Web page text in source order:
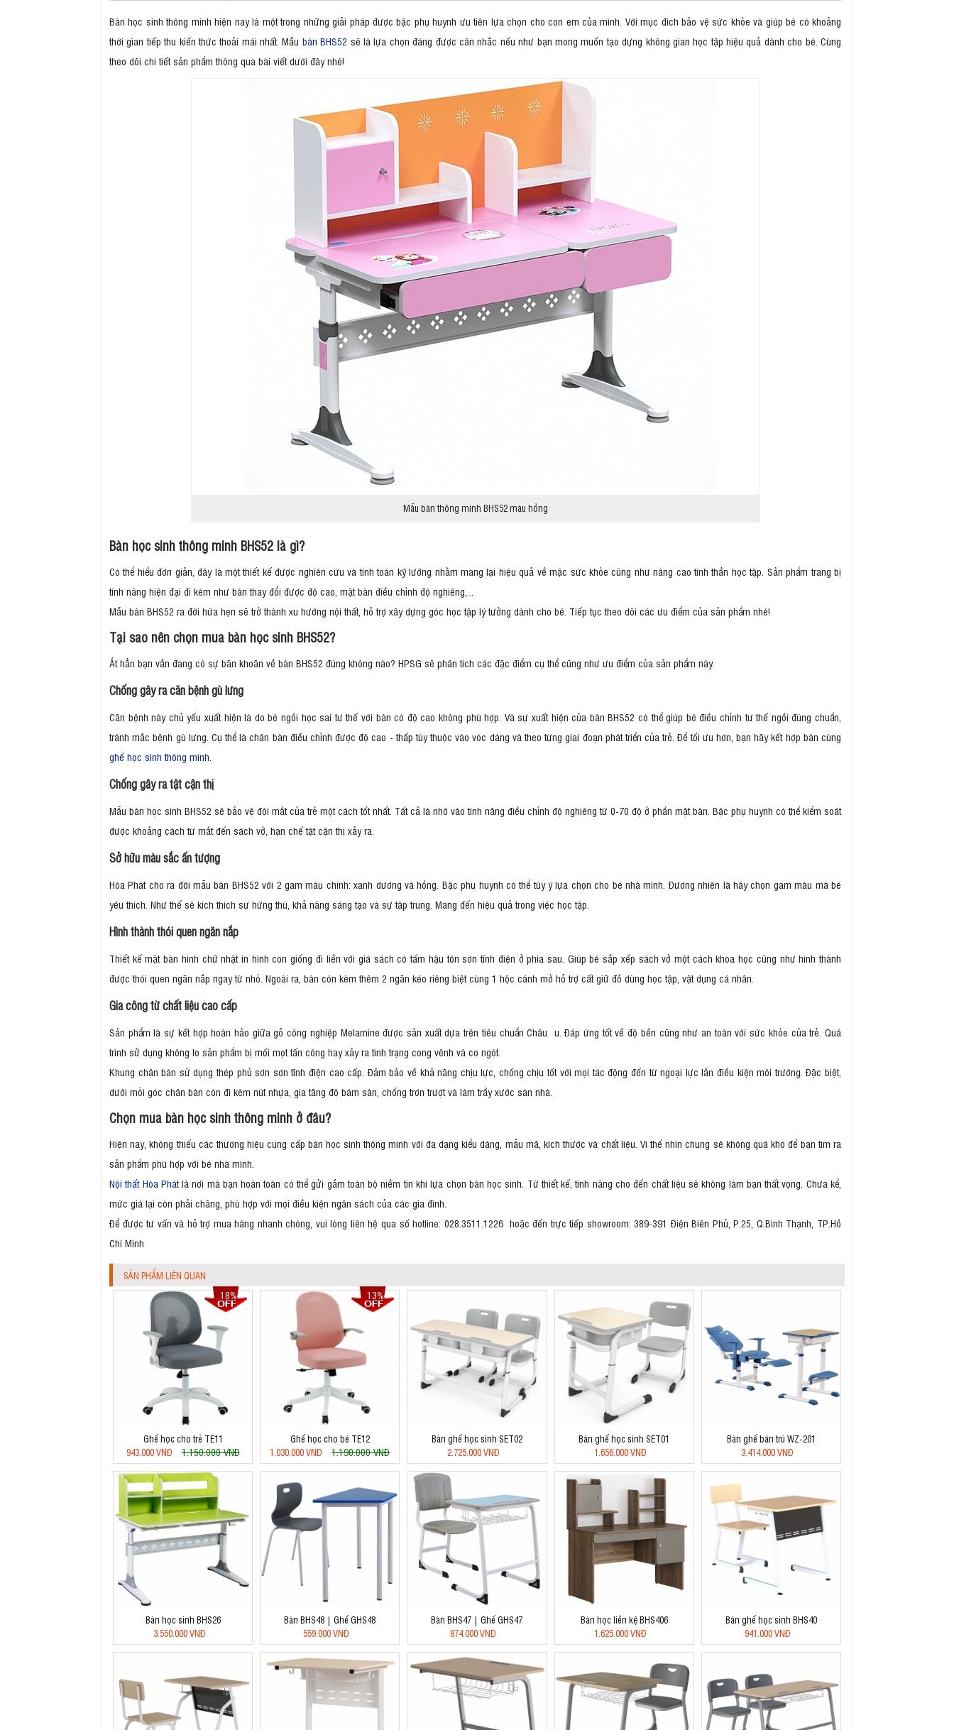
Bàn học sinh thông minh hiện nay là một trong những giải pháp được bậc phụ huynh ưu tiên lựa chọn cho con em của mình. Với mục đích bảo vệ sức khỏe và giúp bé có khoảng
thời gian tiếp thu kiến thức thoải mái nhất. Mẫu bàn BHS52 sẽ là lựa chọn đáng được cân nhắc nếu như bạn mong muốn tạo dựng không gian học tập hiệu quả dành cho bé. Cùng
theo dõi chi tiết sản phẩm thông qua bài viết dưới đây nhé!
Mẫu bàn thông minh BHS52 màu hồng
Bàn học sinh thông minh BHS52 là gì?
Có thể hiểu đơn giản, đây là một thiết kế được nghiên cứu và tính toán kỹ lưỡng nhằm mang lại hiệu quả về mặc sức khỏe cũng như nâng cao tinh thần học tập. Sản phẩm trang bị
tính năng hiện đại đi kèm như bàn thay đổi được độ cao, mặt bàn điều chỉnh độ nghiêng,...
Mẫu bàn BHS52 ra đời hứa hẹn sẽ trở thành xu hướng nội thất, hỗ trợ xây dựng góc học tập lý tưởng dành cho bé. Tiếp tục theo dõi các ưu điểm của sản phẩm nhé!
Tại sao nên chọn mua bàn học sinh BHS52?
Ắt hẳn bạn vẫn đang có sự băn khoăn về bàn BHS52 đúng không nào? HPSG sẽ phân tích các đặc điểm cụ thể cũng như ưu điểm của sản phẩm này.
Chống gây ra căn bệnh gù lưng
Căn bệnh này chủ yếu xuất hiện là do bé ngồi học sai tư thế với bàn có độ cao không phù hợp. Và sự xuất hiện của bàn BHS52 có thể giúp bé điều chỉnh tư thế ngồi đúng chuẩn,
tránh mắc bệnh gù lưng. Cụ thể là chân bàn điều chỉnh được độ cao - thấp tùy thuộc vào vóc dáng và theo từng giai đoạn phát triển của trẻ. Để tối ưu hơn, bạn hãy kết hợp bàn cùng
ghế học sinh thông minh
Chống gây ra tật cận thị
Mẫu bàn học sinh BHS52 sẽ bảo vệ đôi mắt của trẻ một cách tốt nhất. Tất cả là nhờ vào tính năng điều chỉnh độ nghiêng từ 0-70 độ ở phần mặt bàn. Bậc phụ huynh có thể kiểm soát
được khoảng cách từ mắt đến sách vở, hạn chế tật cận thị xảy ra.
Sở hữu màu sắc ấn tượng
Hòa Phát cho ra đời mẫu bàn BHS52 với 2 gam màu chính: xanh dương và hồng. Bậc phụ huynh có thể tùy ý lựa chọn cho bé nhà mình. Đương nhiên là hãy chọn gam màu mà bé
yêu thích. Như thế sẽ kích thích sự hứng thú, khả năng sáng tạo và sự tập trung. Mang đến hiệu quả trong việc học tập.
Hình thành thói quen ngăn nắp
Thiết kế mặt bàn hình chữ nhật in hình con giống đi liền với giá sách có tấm hậu tôn sơn tĩnh điện ở phía sau. Giúp bé sắp xếp sách vở một cách khoa học cũng như hình thành
được thói quen ngăn nắp ngay từ nhỏ. Ngoài ra, bàn còn kèm thêm 2 ngăn kéo riêng biệt cùng 1 hộc cánh mở hỗ trợ cất giữ đồ dùng học tập, vật dụng cá nhân.
Gia công từ chất liệu cao cấp
Sản phẩm là sự kết hợp hoàn hảo giữa gỗ công nghiệp Melamine được sản xuất dựa trên tiêu chuẩn Châu u. Đáp ứng tốt về độ bền cũng như an toàn với sức khỏe của trẻ. Quá
trình sử dụng không lo sản phẩm bị mối mọt tấn công hay xảy ra tình trạng cong vênh và co ngót.
Khung chân bàn sử dụng thép phủ sơn sơn tĩnh điện cao cấp. Đảm bảo về khả năng chịu lực, chống chịu tốt với mọi tác động đến từ ngoại lực lẫn điều kiện môi trường. Đặc biệt,
dưới mỗi góc chân bàn còn đi kèm nút nhựa, gia tăng độ bám sàn, chống trơn trượt và làm trầy xước sàn nhà.
Chọn mua bàn học sinh thông minh ở đâu?
Hiện nay, không thiếu các thương hiệu cung cấp bàn học sinh thông minh với đa dạng kiểu dáng, mẫu mã, kích thước và chất liệu. Vì thế nhìn chung sẽ không quá khó để bạn tìm ra
sản phẩm phù hợp với bé nhà mình.
Nội thất Hòa Phátlà nơi mà bạn hoàn toàn có thể gửi gắm toàn bộ niềm tin khi lựa chọn bàn học sinh. Từ thiết kế, tính năng cho đến chất liệu sẽ không làm bạn thất vọng. Chưa kể,
mức giá lại còn phải chăng, phù hợp với mọi điều kiện ngân sách của các gia đình.
Để được tư vấn và hỗ trợ mua hàng nhanh chóng, vui lòng liên hệ qua số hotline: 028.3511.1226 hoặc đến trực tiếp showroom: 389-391 Điện Biên Phủ, P.25, Q.Bình Thạnh, TP.Hồ
Chí Minh
SẢN PHẨM LIÊN QUAN
18%
Ghế học cho trẻ TE11
943.000 VNĐ
1.150.000 VNĐ
13%
Ghế học cho bé TE12
1.030.000 VNĐ
1.190.000 VNĐ
Bàn ghế học sinh SET02
2.725.000 VNĐ
Bàn ghế học sinh SET01
1.656.000 VNĐ
Bàn ghế bán trú WZ-201
3.414.000 VNĐ
Bàn học sinh BHS26
3.550.000 VNĐ
Bàn BHS48 | Ghế GHS48
559.000 VNĐ
Bàn BHS47 | Ghế GHS47
874.000 VNĐ
Bàn học liền kệ BHS406
1.625.000 VNĐ
Bàn ghế học sinh BHS40
941.000 VNĐ